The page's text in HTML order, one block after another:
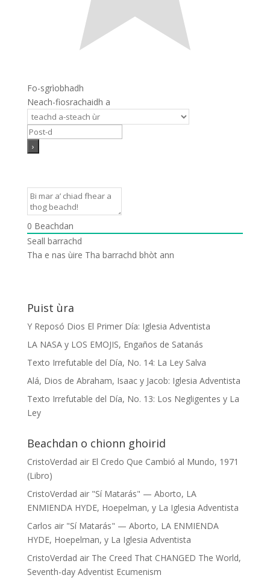
Fo-sgrìobhadh
Neach-fiosrachaidh a
0 Beachdan
Seall barrachd
Tha e nas ùire Tha barrachd bhòt ann
Puist ùra
Y Reposó Dios El Primer Día: Iglesia Adventista
LA NASA y LOS EMOJIS, Engaños de Satanás
Texto Irrefutable del Día, No. 14: La Ley Salva
Alá, Dios de Abraham, Isaac y Jacob: Iglesia Adventista
Texto Irrefutable del Día, No. 13: Los Negligentes y La
Ley
Beachdan o chionn ghoirid
CristoVerdad air El Credo Que Cambió al Mundo, 1971
(Libro)
CristoVerdad air "Sí Matarás" — Aborto, LA
ENMIENDA HYDE, Hoepelman, y La Iglesia Adventista
Carlos air "Sí Matarás" — Aborto, LA ENMIENDA
HYDE, Hoepelman, y La Iglesia Adventista
CristoVerdad air The Creed That CHANGED The World,
Seventh-day Adventist Ecumenism